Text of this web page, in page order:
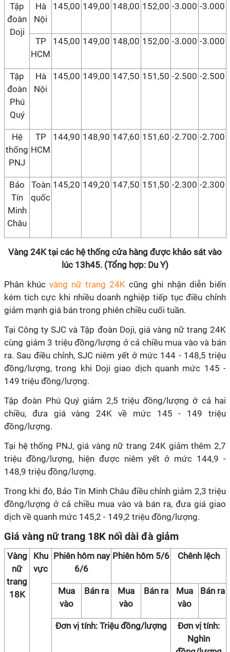
Tập
đoàn
Doji
Hà
Nội
145,00 149,00 148,00 152,00 -3.000 -3.000
TP
HCM
145,00 149,00 148,00 152,00 -3.000 -3.000
Tập
đoàn
Phú
Quý
Hà
Nội
145,00 149,00 147,50 151,50 -2.500 -2.500
Hệ
thống
PNJ
TP
HCM
144,90 148,90 147,60 151,60 -2.700 -2.700
Bảo
Tín
Minh
Châu
Toàn
quốc
145,20 149,20 147,50 151,50 -2.300 -2.300
Vàng 24K tại các hệ thống cửa hàng được khảo sát vào
lúc 13h45. (Tổng hợp: Du Y)
Phân khúc vàng nữ trang 24K cũng ghi nhận diễn biến
kém tích cực khi nhiều doanh nghiệp tiếp tục điều chỉnh
giảm mạnh giá bán trong phiên chiều cuối tuần.
Tại Công ty SJC và Tập đoàn Doji, giá vàng nữ trang 24K
cùng giảm 3 triệu đồng/lượng ở cả chiều mua vào và bán
ra. Sau điều chỉnh, SJC niêm yết ở mức 144 - 148,5 triệu
đồng/lượng, trong khi Doji giao dịch quanh mức 145 -
149 triệu đồng/lượng.
Tập đoàn Phú Quý giảm 2,5 triệu đồng/lượng ở cả hai
chiều, đưa giá vàng 24K về mức 145 - 149 triệu
đồng/lượng.
Tại hệ thống PNJ, giá vàng nữ trang 24K giảm thêm 2,7
triệu đồng/lượng, hiện được niêm yết ở mức 144,9 -
148,9 triệu đồng/lượng.
Trong khi đó, Bảo Tín Minh Châu điều chỉnh giảm 2,3 triệu
đồng/lượng ở cả chiều mua vào và bán ra, đưa giá giao
dịch về quanh mức 145,2 - 149,2 triệu đồng/lượng.
Giá vàng nữ trang 18K nối dài đà giảm
Vàng
nữ
trang
18K
Khu
vực
Phiên hôm nay
6/6
Phiên hôm 5/6 Chênh lệch
Mua
vào
Bán ra
Mua
vào
Bán ra
Mua
vào
Bán ra
Đơn vị tính: Triệu đồng/lượng
Đơn vị tính:
Nghìn